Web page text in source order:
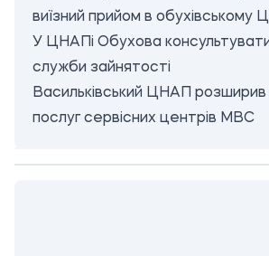
виїзний прийом в обухівському
У ЦНАПі Обухова
служби зайнятості
Васильківський ЦНАП
послуг сервісних центрів МВС